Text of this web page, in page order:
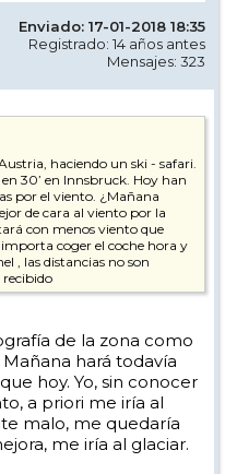
Enviado: 17-01-2018 18:35
Registrado: 14 años antes
Mensajes: 323
haciendo un ski - safari.
30’ en Innsbruck. Hoy han
por el viento. ¿Mañana
de cara al viento por la
con menos viento que
coger el coche hora y
, las distancias no son
recibido
de la zona como
hará todavía
hoy. Yo, sin conocer
a priori me iría al
malo, me quedaría
me iría al glaciar.